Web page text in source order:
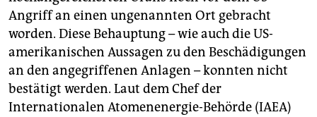
Angriff an einen ungenannten Ort gebracht
worden. Diese Behauptung – wie auch die US-
amerikanischen Aussagen zu den Beschädigungen
an den angegriffenen Anlagen – konnten nicht
bestätigt werden. Laut dem Chef der
Internationalen Atomenenergie-Behörde (IAEA)